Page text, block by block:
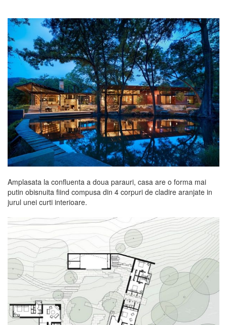
Amplasata la confluenta a doua parauri, casa are o forma mai
putin obisnuita fiind compusa din 4 corpuri de cladire aranjate in
jurul unei curti interioare.